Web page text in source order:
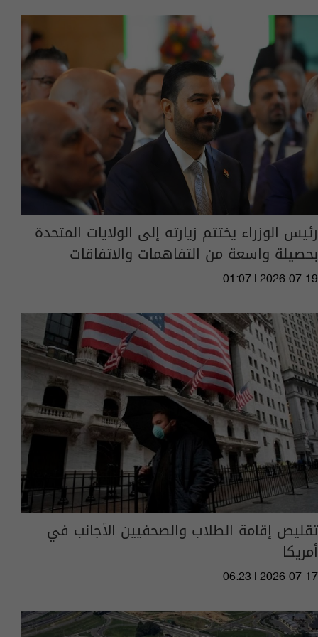
رئيس الوزراء يختتم زيارته إلى الولايات المتحدة
بحصيلة واسعة من التفاهمات والاتفاقات
01:07 | 2026-07-19
تقليص إقامة الطلاب والصحفيين الأجانب في
أمريكا
06:23 | 2026-07-17